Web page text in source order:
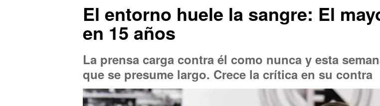
El entorno huele la sangre: El
en 15 años
La prensa carga contra él como nunca y esta
que se presume largo. Crece la crítica en su contra